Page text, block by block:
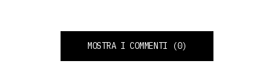
MOSTRA I COMMENTI (0)